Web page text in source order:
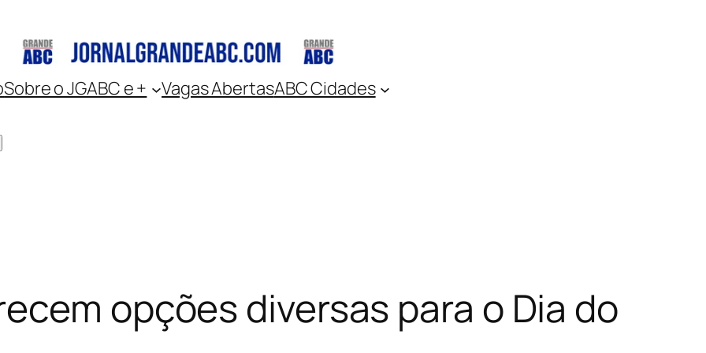
Sobre o JGABC e + Vagas AbertasABC Cidades
opções diversas para o Dia do